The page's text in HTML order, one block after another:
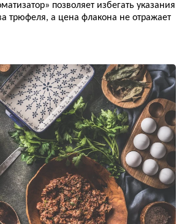
позволяет избегать указания
трюфеля, а цена флакона не отражает